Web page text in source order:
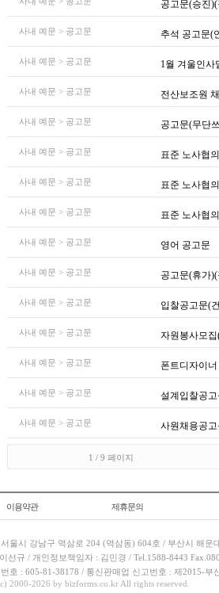
공고문(승진
사내 예문 > 공고문 추석 공고문(
사내 예문 > 공고문 1월 겨울인사
사내 예문 > 공고문 전산보조원
사내 예문 > 공고문 공고문(무단
사내 예문 > 공고문 표준 노사협
사내 예문 > 공고문 표준 노사협
사내 예문 > 공고문 표준 노사협
사내 예문 > 공고문 영어 공고문
사내 예문 > 공고문 공고문(휴가
사내 예문 > 공고문 입찰공고문(
사내 예문 > 공고문 자원봉사모
사내 예문 > 공고문 폰트디자이
사내 예문 > 공고문 설계입찰공
사내 예문 > 공고문 사원채용공
1 / 9 페이지
이용약관 제휴문의
울시 강남구 역삼로 204 (역삼동) 604호 / 부산시 해운
선규 / 개인정보책임자 : 김민경 / Tel.1588-8443
호 : 605-81-38178 / 통신판매업 신고번호 : 제2015-부
2000-2026 by bizforms.co.kr All rights reserved.